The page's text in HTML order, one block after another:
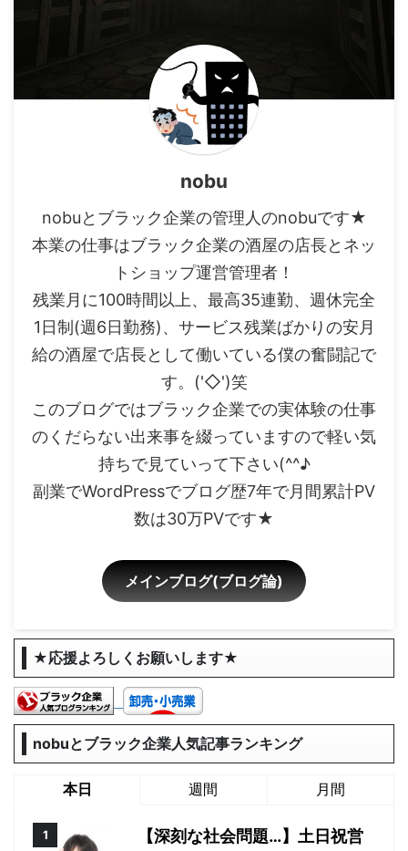
なんて聞くと「いや、これ以上は
入れないですねぇ～」...じゃあ眺
めている意味なくない？ だって
バイトの子なんてみんなスマホで
シフト表出た時写メ撮ってるし、
わざわざ入れる日があるわけでも
僕がアフィリエイトを始めたキッ
カケもブラック企業での将来に不
安を感じたからでした。 僕なん
かでもブラック企業だと回って来
る仕事の量も多いため終わらず、
残業がもはやルーティーンになっ
てる訳ですが。 特にブラック企
業だとも ...
nobu
nobuとブラック企業の管理人のnobuです★
本業の仕事はブラック企業の酒屋の店長とネッ
トショップ運営管理者！
残業月に100時間以上、最高35連勤、週休完全
1日制(週6日勤務)、サービス残業ばかりの安月
給の酒屋で店長として働いている僕の奮闘記で
す。('◇')笑
このブログではブラック企業での実体験の仕事
のくだらない出来事を綴っていますので軽い気
持ちで見ていって下さい(^^♪
副業でWordPressでブログ歴7年で月間累計PV
数は30万PVです★
メインブログ(ブログ論)
★応援よろしくお願いします★
nobuとブラック企業人気記事ランキング
本日 週間 月間
【深刻な社会問題…】土日祝営